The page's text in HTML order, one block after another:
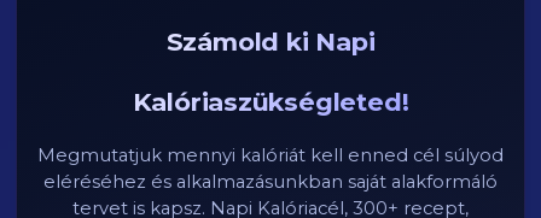
Számold ki Napi
Kalóriaszükségleted!
Megmutatjuk mennyi kalóriát kell enned cél súlyod
eléréséhez és alkalmazásunkban saját alakformáló
tervet is kapsz. Napi Kalóriacél, 300+ recept,